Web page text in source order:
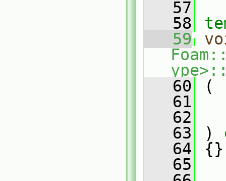
   57
   58
   59
   60
(
   61
   62
   63
)
   64
{}
   65